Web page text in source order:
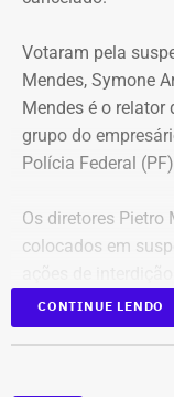
Votaram pela
Mendes, Symone
Mendes é o relator
grupo do
Polícia Federal
Os diretores Pietro
colocados em
companhia em
CONTINUE LENDO